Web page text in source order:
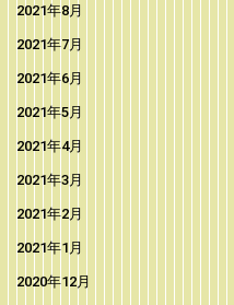
2021年8月
2021年7月
2021年6月
2021年5月
2021年4月
2021年3月
2021年2月
2021年1月
2020年12月